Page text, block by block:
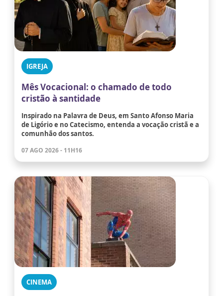
IGREJA
Mês Vocacional: o chamado de todo
cristão à santidade
Inspirado na Palavra de Deus, em Santo Afonso Maria
de Ligório e no Catecismo, entenda a vocação cristã e a
comunhão dos santos.
07 AGO 2026 - 11H16
CINEMA